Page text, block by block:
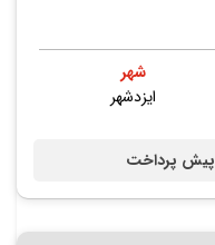
شهر
ایزدشهر
پیش پرداخت